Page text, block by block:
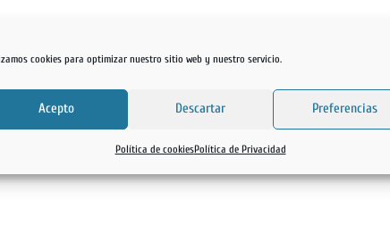
cookies para optimizar nuestro sitio web y nuestro servicio.
Acepto Descartar Preferencias
Política de cookiesPolítica de Privacidad